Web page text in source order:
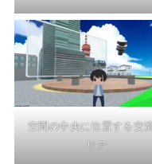
空間の中央に位置する交
リア